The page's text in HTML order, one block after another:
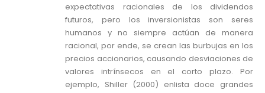
expectativas racionales de los dividendos
futuros, pero los inversionistas son seres
humanos y no siempre actúan de manera
racional, por ende, se crean las burbujas en los
precios accionarios, causando desviaciones de
valores intrínsecos en el corto plazo. Por
ejemplo, Shiller (2000) enlista doce grandes